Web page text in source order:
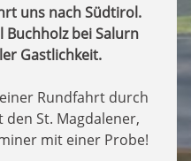
uns nach Südtirol.
bei Salurn
Gastlichkeit.
Rundfahrt durch
St. Magdalener,
mit einer Probe!